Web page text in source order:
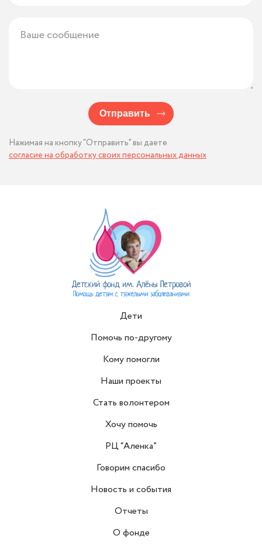
Отправить
Нажимая на кнопку “Отправить” вы даете
согласие на обработку своих персональных данных
Дети
Помочь по-другому
Кому помогли
Наши проекты
Стать волонтером
Хочу помочь
РЦ “Аленка”
Говорим спасибо
Новость и события
Отчеты
О фонде